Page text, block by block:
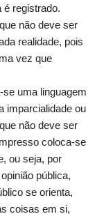
é registrado.
não deve ser
realidade, pois
vez que
uma linguagem
imparcialidade ou
não deve ser
coloca-se
ou seja, por
pública,
se orienta,
coisas em si,